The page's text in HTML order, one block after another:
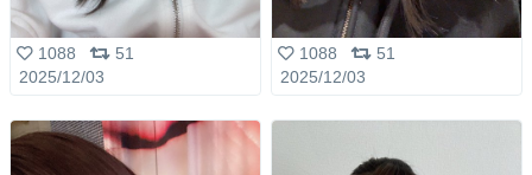
1088
51
2025/12/03
1088
51
2025/12/03